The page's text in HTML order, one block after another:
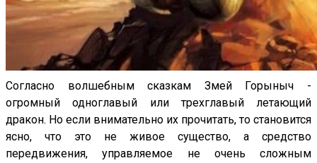
Согласно волшебным сказкам Змей Горыныч -
огромный одноглавый или трехглавый летающий
дракон. Но если внимательно их прочитать, то становится
ясно, что это не живое существо, а средство
передвижения, управляемое не очень сложным